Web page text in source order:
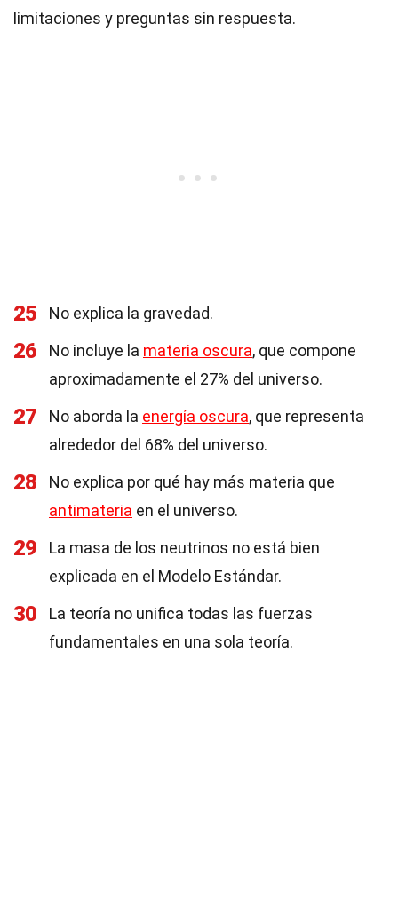
limitaciones y preguntas sin respuesta.
25 No explica la gravedad.
26 No incluye la materia oscura, que compone
aproximadamente el 27% del universo.
27 No aborda la energía oscura, que representa
alrededor del 68% del universo.
28
No explica por qué hay más materia que
antimateria en el universo.
29
La masa de los neutrinos no está bien
explicada en el Modelo Estándar.
30
La teoría no unifica todas las fuerzas
fundamentales en una sola teoría.